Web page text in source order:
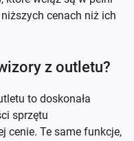
cenach niż ich
z outletu?
to doskonała
sprzętu
cenie. Te same funkcje,